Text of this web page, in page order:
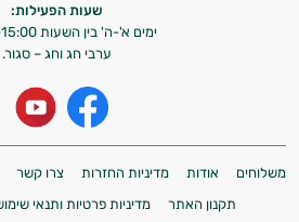
שעות הפעילות:
ימים א'-ה' בין השעות 09:00-15:00
ערבי חג וחג – סגור.
משלוחים אודות מדיניות החזרות צרו קשר
תקנון האתר
מדיניות פרטיות ותנאי